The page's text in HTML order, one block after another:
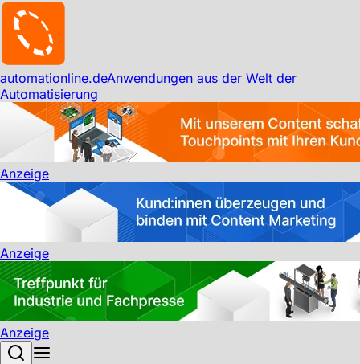
automationline.deAnwendungen aus der Welt der
Automatisierung
Anzeige
Anzeige
Anzeige